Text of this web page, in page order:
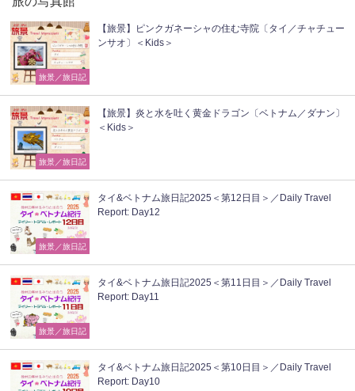
旅景／旅日記
【旅景】ピンクガネーシャの住む寺院〔タイ／チャチュー
ンサオ〕＜Kids＞
旅景／旅日記
【旅景】炎と水を吐く黄金ドラゴン〔ベトナム／ダナン〕
＜Kids＞
旅景／旅日記
タイ&ベトナム旅日記2025＜第12日目＞／Daily Travel
Report: Day12
旅景／旅日記
タイ&ベトナム旅日記2025＜第11日目＞／Daily Travel
Report: Day11
タイ&ベトナム旅日記2025＜第10日目＞／Daily Travel
Report: Day10